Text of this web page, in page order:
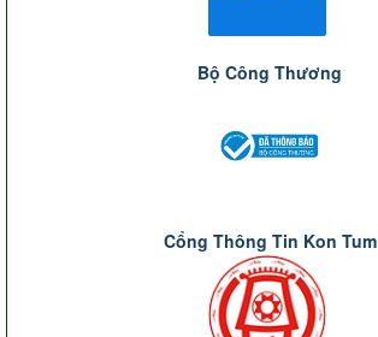
Bộ Công Thương
Cổng Thông Tin Kon Tum